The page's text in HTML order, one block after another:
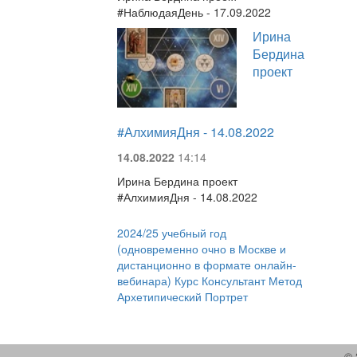
#НаблюдаяДень - 17.09.2022
Ирина
Бердина
проект
#АлхимияДня - 14.08.2022
14.08.2022 14:14
Ирина Бердина проект
#АлхимияДня - 14.08.2022
2024/25 учебный год
(одновременно очно в Москве и
дистанционно в формате онлайн-
вебинара) Курс Консультант Метод
Архетипический Портрет